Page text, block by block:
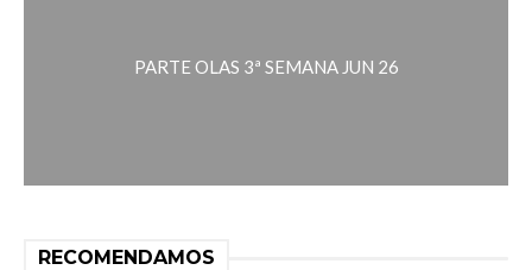
PARTE OLAS 3ª SEMANA JUN 26
RECOMENDAMOS